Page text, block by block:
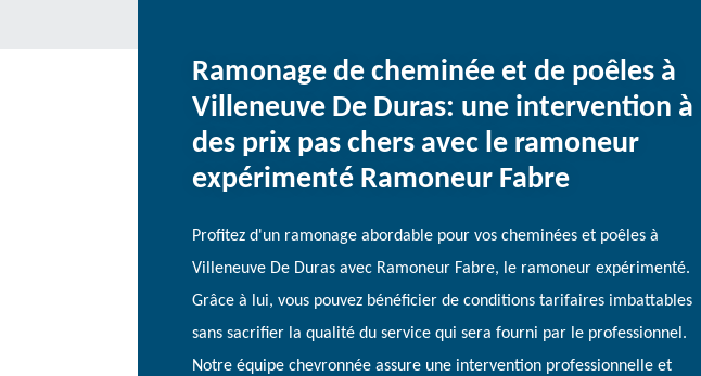
Ramonage de cheminée et de poêles à
Villeneuve De Duras: une intervention à
des prix pas chers avec le ramoneur
expérimenté Ramoneur Fabre
Profitez d'un ramonage abordable pour vos cheminées et poêles à
Villeneuve De Duras avec Ramoneur Fabre, le ramoneur expérimenté.
Grâce à lui, vous pouvez bénéficier de conditions tarifaires imbattables
sans sacrifier la qualité du service qui sera fourni par le professionnel.
Notre équipe chevronnée assure une intervention professionnelle et